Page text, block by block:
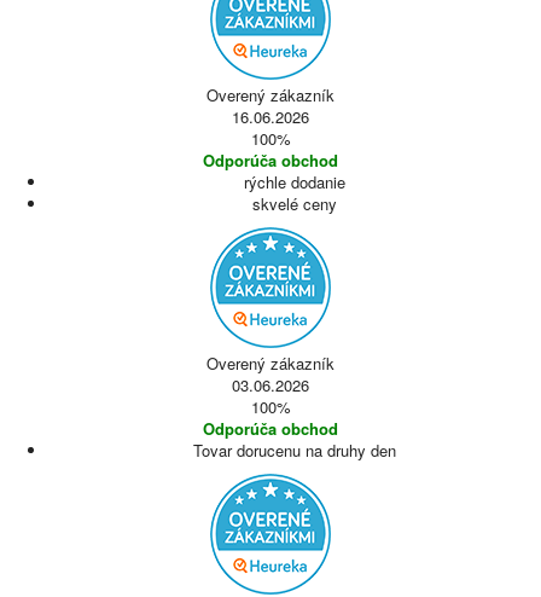
Overený zákazník
16.06.2026
100%
Odporúča obchod
rýchle dodanie
skvelé ceny
Overený zákazník
03.06.2026
100%
Odporúča obchod
Tovar dorucenu na druhy den